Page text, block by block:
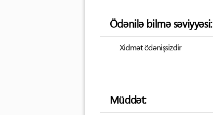
Ödənilə bilmə səviyyəsi:
Xidmət ödənişsizdir
Müddət: